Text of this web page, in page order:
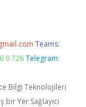
Teams:
0 726 Telegram:
Bilgi Teknolojileri
Yer Sağlayıcı